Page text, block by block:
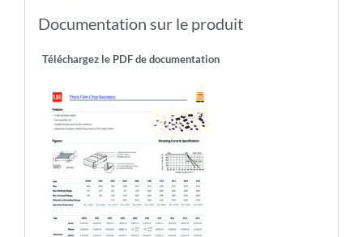
Documentation sur le produit
Téléchargez le PDF de documentation